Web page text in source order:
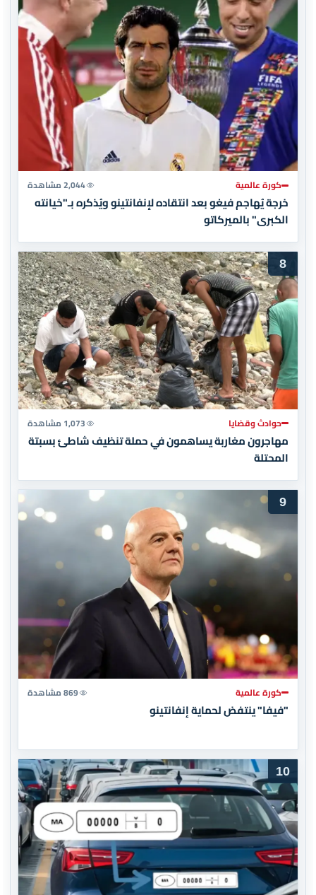
كورة عالمية 2,044 مشاهدة
خرجة يُهاجم فيغو بعد انتقاده لإنفانتينو ويُذكره بـ"خيانته
الكبرى" بالميركاتو
8
حوادث وقضايا 1,073 مشاهدة
مهاجرون مغاربة يساهمون في حملة تنظيف شاطئ بسبتة
المحتلة
9
كورة عالمية 869 مشاهدة
"فيفا" ينتفض لحماية إنفانتينو
10